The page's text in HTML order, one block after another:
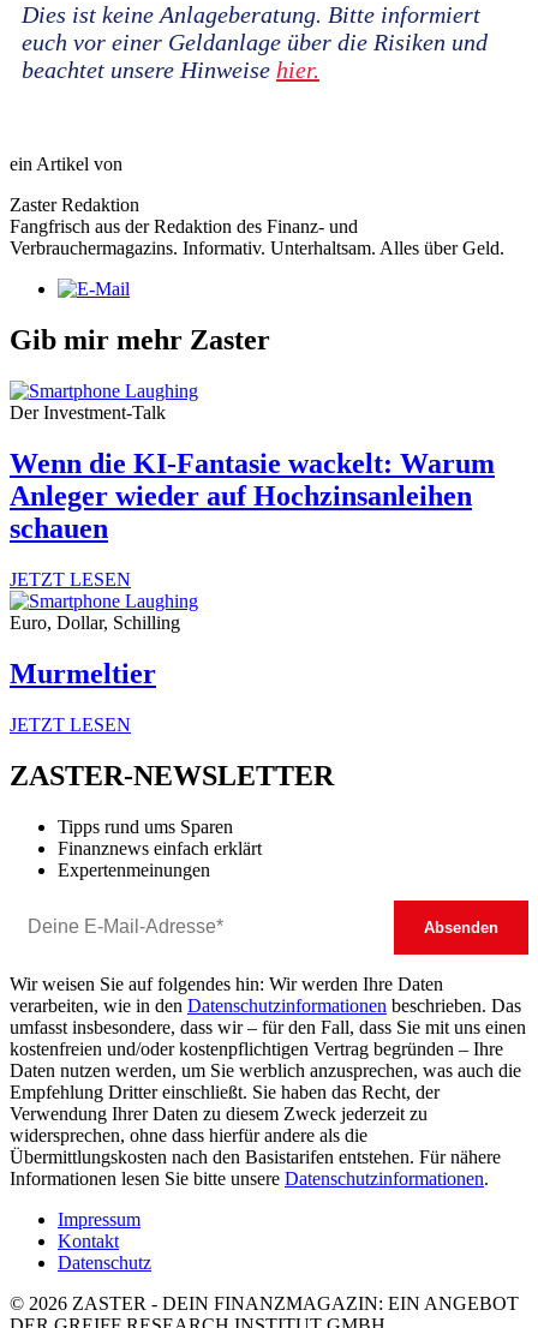
Dies ist keine Anlageberatung. Bitte informiert
euch vor einer Geldanlage über die Risiken und
beachtet unsere Hinweise hier.
ein Artikel von
Zaster Redaktion
Fangfrisch aus der Redaktion des Finanz- und
Verbrauchermagazins. Informativ. Unterhaltsam. Alles über Geld.
Gib mir mehr Zaster
Der Investment-Talk
Wenn die KI-Fantasie wackelt: Warum
Anleger wieder auf Hochzinsanleihen
schauen
JETZT LESEN
Euro, Dollar, Schilling
Murmeltier
JETZT LESEN
ZASTER-NEWSLETTER
Tipps rund ums Sparen
Finanznews einfach erklärt
Expertenmeinungen
Wir weisen Sie auf folgendes hin: Wir werden Ihre Daten
verarbeiten, wie in den Datenschutzinformationen beschrieben. Das
umfasst insbesondere, dass wir – für den Fall, dass Sie mit uns einen
kostenfreien und/oder kostenpflichtigen Vertrag begründen – Ihre
Daten nutzen werden, um Sie werblich anzusprechen, was auch die
Empfehlung Dritter einschließt. Sie haben das Recht, der
Verwendung Ihrer Daten zu diesem Zweck jederzeit zu
widersprechen, ohne dass hierfür andere als die
Übermittlungskosten nach den Basistarifen entstehen. Für nähere
Informationen lesen Sie bitte unsere Datenschutzinformationen.
Impressum
Kontakt
Datenschutz
© 2026 ZASTER - DEIN FINANZMAGAZIN: EIN ANGEBOT